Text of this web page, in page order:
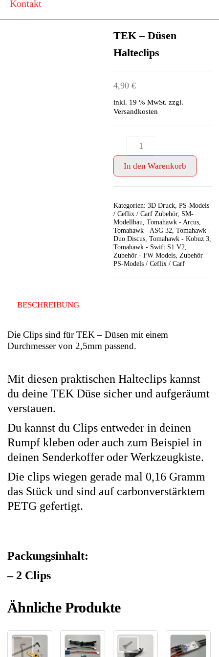
Kontakt
TEK – Düsen
Halteclips
4,90€
inkl. 19 % MwSt. zzgl.
Versandkosten
TEK
Düsen
Halteclips
In den Warenkorb
Kategorien:3D Druck,PS-Models
/ Ceflix / Carf Zubehör, SM-
Modellbau,Tomahawk - Arcus,
Tomahawk - ASG 32,Tomahawk -
Duo Discus,Tomahawk - Kobuz 3,
Tomahawk - Swift S1 V2,
Zubehör - FW Models,Zubehör
PS-Models / Ceflix / Carf
BESCHREIBUNG
Die Clips sind für TEK – Düsen mit einem
Durchmesser von 2,5mm passend.
Mit diesen praktischen Halteclips kannst
du deine TEK Düse sicher und aufgeräumt
verstauen.
Du kannst du Clips entweder in deinen
Rumpf kleben oder auch zum Beispiel in
deinen Senderkoffer oder Werkzeugkiste.
Die clips wiegen gerade mal 0,16 Gramm
das Stück und sind auf carbonverstärktem
PETG gefertigt.
Packungsinhalt:
– 2 Clips
Ähnliche Produkte